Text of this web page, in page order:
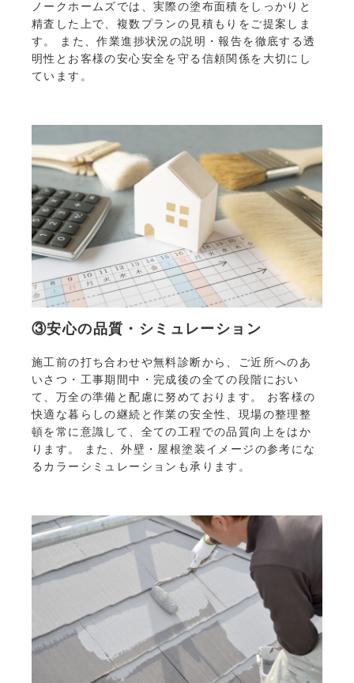
ノークホームズでは、実際の塗布面積をしっかりと
精査した上で、複数プランの見積もりをご提案しま
す。 また、作業進捗状況の説明・報告を徹底する透
明性とお客様の安心安全を守る信頼関係を大切にし
ています。
③安心の品質・シミュレーション
施工前の打ち合わせや無料診断から、ご近所へのあ
いさつ・工事期間中・完成後の全ての段階におい
て、万全の準備と配慮に努めております。 お客様の
快適な暮らしの継続と作業の安全性、現場の整理整
頓を常に意識して、全ての工程での品質向上をはか
ります。 また、外壁・屋根塗装イメージの参考にな
るカラーシミュレーションも承ります。